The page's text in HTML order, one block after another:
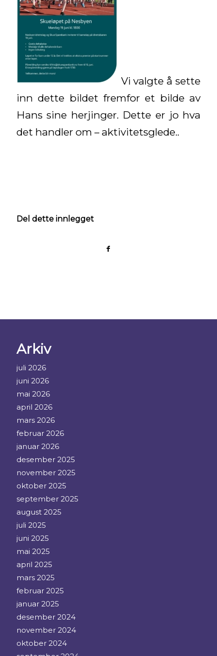
Vi valgte å sette
inn dette bildet fremfor et bilde av
Hans sine herjinger. Dette er jo hva
det handler om – aktivitetsglede..
Del dette innlegget
Arkiv
juli 2026
juni 2026
mai 2026
april 2026
mars 2026
februar 2026
januar 2026
desember 2025
november 2025
oktober 2025
september 2025
august 2025
juli 2025
juni 2025
mai 2025
april 2025
mars 2025
februar 2025
januar 2025
desember 2024
november 2024
oktober 2024